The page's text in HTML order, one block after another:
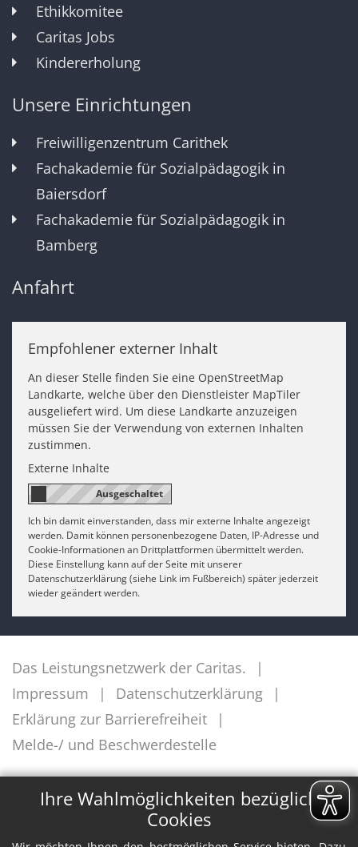
Ihre Wahlmöglichkeiten bezüglich
Cookies
✕
Ethikkomitee
Caritas Jobs
Kindererholung
Unsere Einrichtungen
Freiwilligenzentrum Carithek
Fachakademie für Sozialpädagogik in
Baiersdorf
Fachakademie für Sozialpädagogik in
Bamberg
Anfahrt
Empfohlener externer Inhalt
An dieser Stelle finden Sie eine OpenStreetMap
Landkarte, welche über den Dienstleister MapTiler
ausgeliefert wird. Um diese Landkarte anzuzeigen
müssen Sie der Verwendung von externen Inhalten
zustimmen.
Externe Inhalte
Ich bin damit einverstanden, dass mir externe Inhalte angezeigt
werden. Damit können personenbezogene Daten, IP-Adresse und
Cookie-Informationen an Drittplattformen übermittelt werden.
Diese Einstellung kann auf der Seite mit unserer
Datenschutzerklärung (siehe Link im Fußbereich) später jederzeit
wieder geändert werden.
Das Leistungsnetzwerk der Caritas.
Impressum
Datenschutzerklärung
Erklärung zur Barrierefreiheit
Melde-/ und Beschwerdestelle